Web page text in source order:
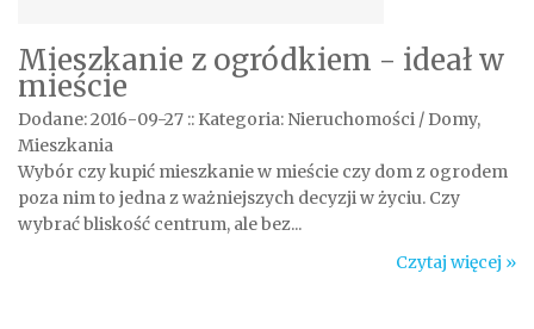
Mieszkanie z ogródkiem - ideał w
mieście
Dodane: 2016-09-27 :: Kategoria: Nieruchomości / Domy,
Mieszkania
Wybór czy kupić mieszkanie w mieście czy dom z ogrodem
poza nim to jedna z ważniejszych decyzji w życiu. Czy
wybrać bliskość centrum, ale bez...
Czytaj więcej »